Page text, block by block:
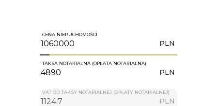
CENA NIERUCHOMOŚCI
PLN
TAKSA NOTARIALNA (OPŁATA NOTARIALNA)
PLN
VAT OD TAKSY NOTARIALNEJ (OPŁATY NOTARIALNEJ)
PLN